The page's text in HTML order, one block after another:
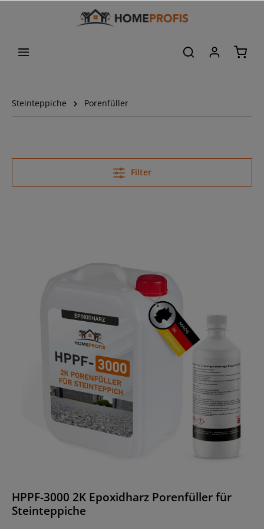
Steinteppiche Porenfüller
Filter
HPPF-3000 2K Epoxidharz Porenfüller für
Steinteppiche